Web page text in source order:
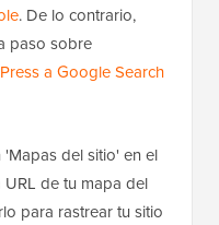
. De lo contrario,
paso sobre
a Google Search
del sitio' en el
de tu mapa del
para rastrear tu sitio